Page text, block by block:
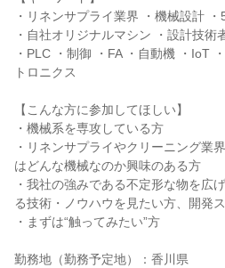
・リネンサプライ業界 ・機械設計 ・
・自社オリジナルマシン ・設計技術
・PLC ・制御 ・FA ・自動機 ・IoT
トロニクス
【こんな方に参加してほしい】
・機械系を専攻している方
・リネンサプライやクリーニング業
はどんな機械なのか興味のある方
・我社の強みである不定形な物を広
る技術・ノウハウを見たい方、開発
・まずは“触ってみたい”方
勤務地（勤務予定地）：香川県